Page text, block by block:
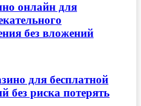
онлайн для
без вложений
для бесплатной
без риска потерять